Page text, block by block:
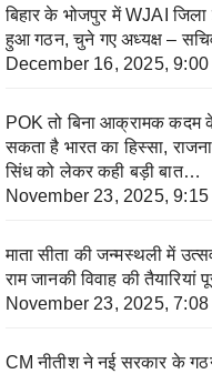
बिहार के भोजपुर में WJAI जिला
हुआ गठन, चुने गए अध्यक्ष –
December 16, 2025, 9:00
POK तो बिना आक्रामक कदम
सकता है भारत का हिस्सा,
सिंध को लेकर कही बड़ी बात…
November 23, 2025, 9:15
माता सीता की जन्मस्थली में
राम जानकी विवाह की तैयारियां
November 23, 2025, 7:08
CM नीतीश ने नई सरकार के